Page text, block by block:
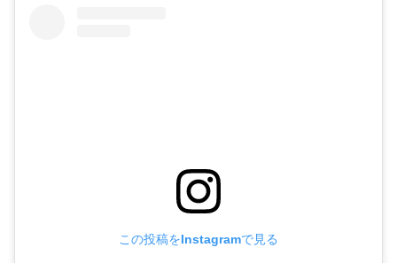
この投稿をInstagramで見る